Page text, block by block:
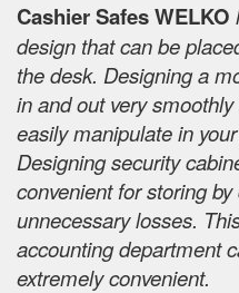
Cashier Safes WELKO
design that can be
the desk. Designing a
in and out very
easily manipulate in
Designing security
convenient for storing
unnecessary losses.
accounting department
extremely convenient.